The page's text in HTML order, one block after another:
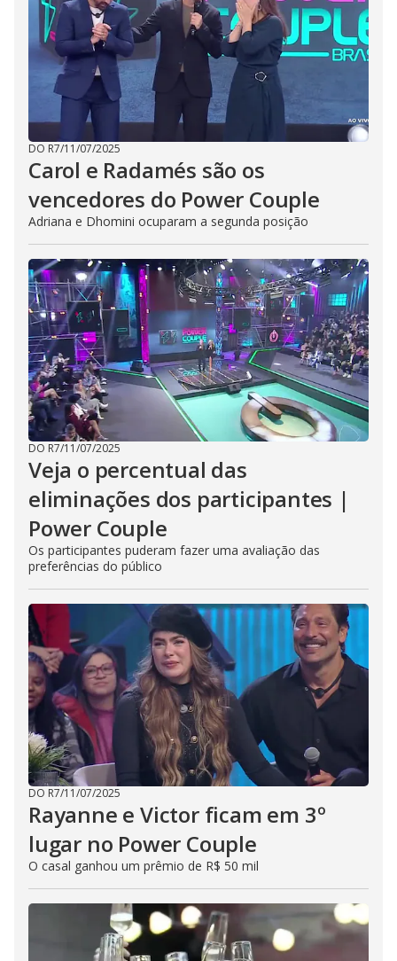
DO R7/11/07/2025
Carol e Radamés são os
vencedores do Power Couple
Adriana e Dhomini ocuparam a segunda posição
DO R7/11/07/2025
Veja o percentual das
eliminações dos participantes |
Power Couple
Os participantes puderam fazer uma avaliação das
preferências do público
DO R7/11/07/2025
Rayanne e Victor ficam em 3º
lugar no Power Couple
O casal ganhou um prêmio de R$ 50 mil